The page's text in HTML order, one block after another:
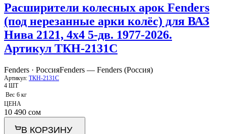
Расширители колесных арок Fenders
(под нерезанные арки колёс) для ВАЗ
Нива 2121, 4x4 5-дв. 1977-2026.
Артикул ТКН-2131С
Fenders · РоссияFenders — Fenders (Россия)
Артикул: ТКН-2131С
4 ШТ
Вес 6 кг
ЦЕНА
10 490 сом
В КОРЗИНУ